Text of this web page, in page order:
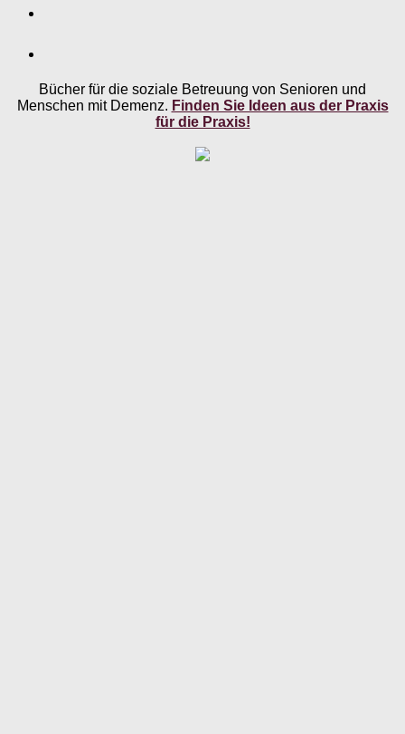
Bücher für die soziale Betreuung von Senioren und
Menschen mit Demenz. Finden Sie Ideen aus der Praxis
für die Praxis!